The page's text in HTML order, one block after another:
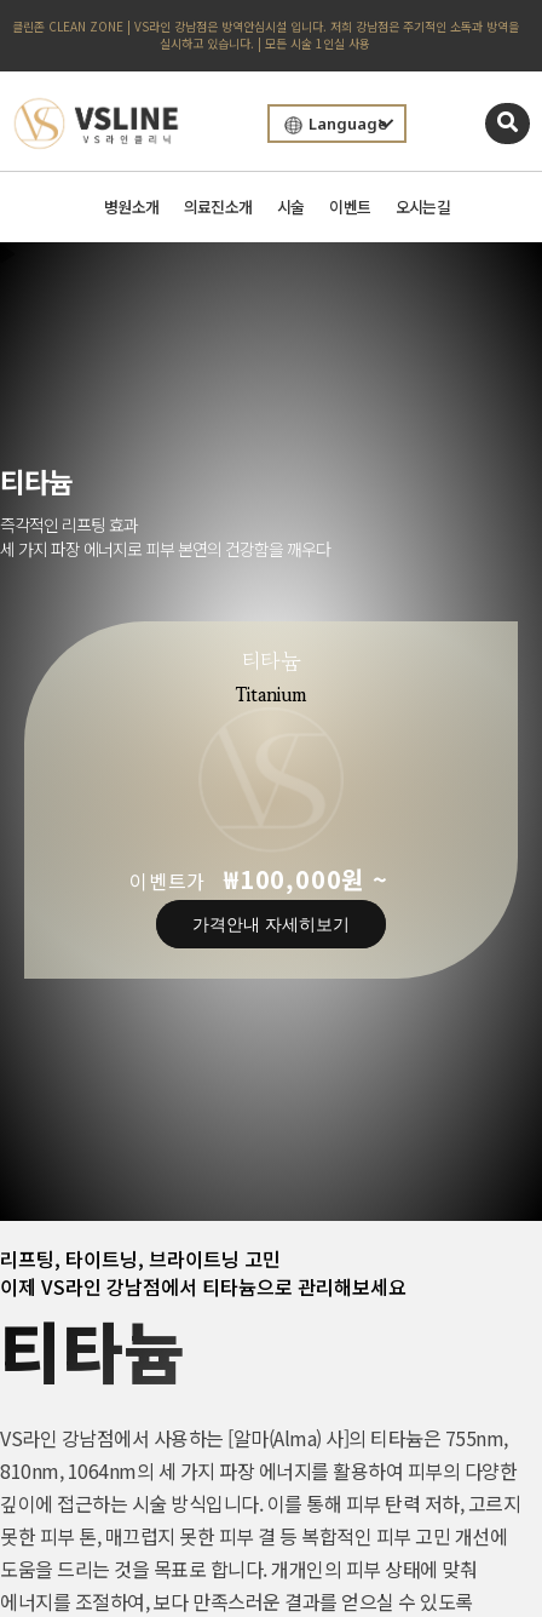
클린존 CLEAN ZONE | VS라인 강남점은 방역안심시설 입니다. 저희 강남점은 주기적인 소독과 방역을
실시하고 있습니다. | 모든 시술 1인실 사용
Language
병원소개 의료진소개 시술 이벤트 오시는길
티타늄
즉각적인 리프팅 효과
세 가지 파장 에너지로 피부 본연의 건강함을 깨우다
티타늄
Titanium
이벤트가 ₩100,000원 ~
가격안내 자세히보기
리프팅, 타이트닝, 브라이트닝 고민
이제 VS라인 강남점에서 티타늄으로 관리해보세요
티타늄
VS라인 강남점에서 사용하는 [알마(Alma) 사]의 티타늄은 755nm,
810nm, 1064nm의 세 가지 파장 에너지를 활용하여 피부의 다양한
깊이에 접근하는 시술 방식입니다. 이를 통해 피부 탄력 저하, 고르지
못한 피부 톤, 매끄럽지 못한 피부 결 등 복합적인 피부 고민 개선에
도움을 드리는 것을 목표로 합니다. 개개인의 피부 상태에 맞춰
에너지를 조절하여, 보다 만족스러운 결과를 얻으실 수 있도록